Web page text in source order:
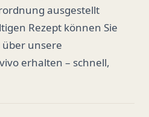
ausgestellt
Rezept können Sie
unsere
erhalten – schnell,